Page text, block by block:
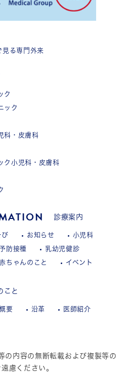
見る専門外来
ク
ック
科・皮膚科
ク小児科・皮膚科
診療案内
び お知らせ 小児科
予防接種 乳幼児健診
ちゃんのこと イベント
こと
要 沿革 医師紹介
の内容の無断転載および複製等の
慮ください。